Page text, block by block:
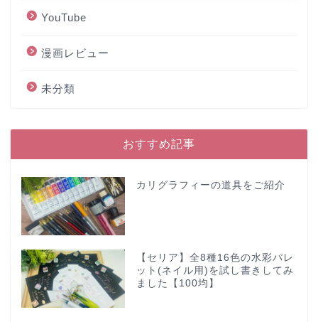
YouTube
漫画レビュー
未分類
おすすめ記事
カリグラフィーの道具をご紹介
【セリア】全8種16色の水彩パレ
ット(ネイル用)を試し書きしてみ
ました【100均】